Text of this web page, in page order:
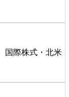
国際株式・北米